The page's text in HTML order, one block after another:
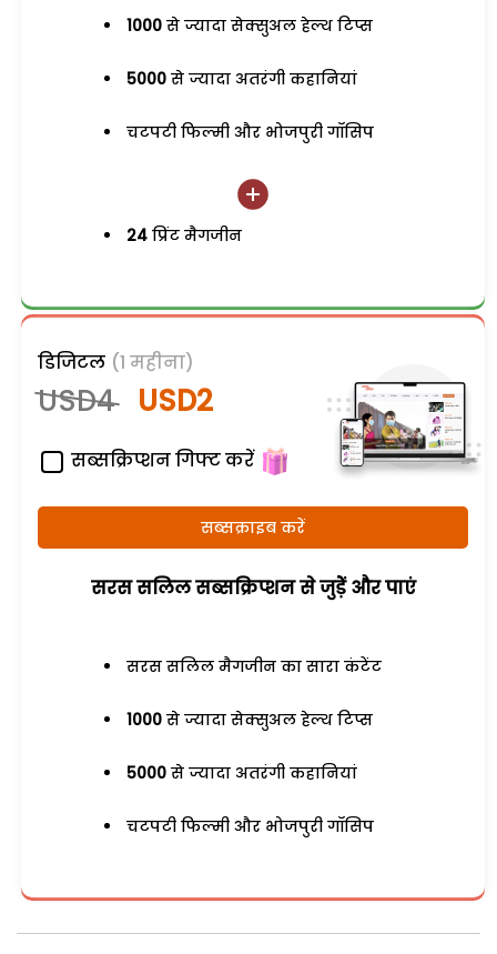
1000 से ज्यादा सेक्सुअल हेल्थ टिप्स
5000 से ज्यादा अतरंगी कहानियां
चटपटी फिल्मी और भोजपुरी गॉसिप
24 प्रिंट मैगजीन
डिजिटल (1 महीना)
USD4 USD2
सब्सक्रिप्शन गिफ्ट करें
सब्सक्राइब करें
सरस सलिल सब्सक्रिप्शन से जुड़ेें और पाएं
सरस सलिल मैगजीन का सारा कंटेंट
1000 से ज्यादा सेक्सुअल हेल्थ टिप्स
5000 से ज्यादा अतरंगी कहानियां
चटपटी फिल्मी और भोजपुरी गॉसिप